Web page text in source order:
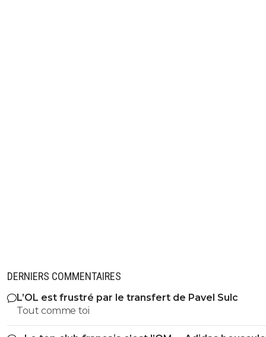
DERNIERS COMMENTAIRES
L’OL est frustré par le transfert de Pavel Sulc
Tout comme toi